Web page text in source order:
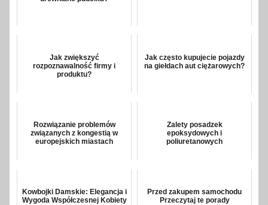
Jak zwiększyć
rozpoznawalność firmy i
produktu?
Jak często kupujecie pojazdy
na giełdach aut ciężarowych?
Rozwiązanie problemów
związanych z kongestią w
europejskich miastach
Zalety posadzek
epoksydowych i
poliuretanowych
Kowbojki Damskie: Elegancja i
Wygoda Współczesnej Kobiety
Przed zakupem samochodu
Przeczytaj te porady